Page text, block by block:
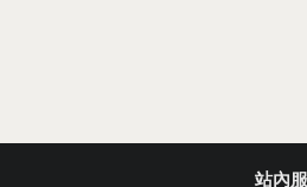
站內